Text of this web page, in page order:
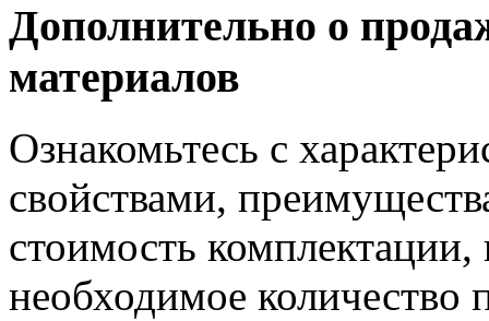
Дополнительно о
материалов
Ознакомьтесь с
свойствами,
стоимость
необходимое